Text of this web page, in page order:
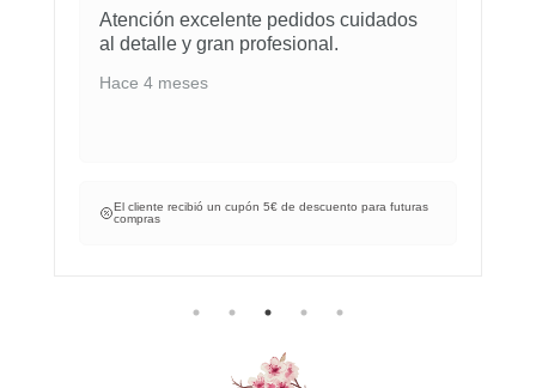
Todo correcto
Hace 6 meses
El cliente recibió un cupón 5€ de descuento para futuras
compras